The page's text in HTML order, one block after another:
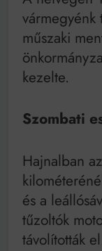
Bitumenes
működik, ha jól
műszaki
kezelte.
Szombati
Hajnalban
és a
tűzoltók
távolították